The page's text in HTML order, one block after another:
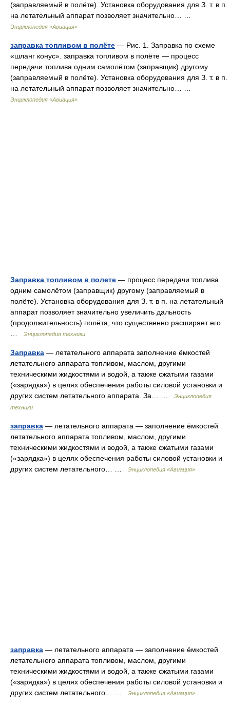
(заправляемый в полёте). Установка оборудования для З. т. в п.
на летательный аппарат позволяет значительно… …
Энциклопедия «Авиация»
заправка топливом в полёте — Рис. 1. Заправка по схеме
«шланг конус». заправка топливом в полёте — процесс
передачи топлива одним самолётом (заправщик) другому
(заправляемый в полёте). Установка оборудования для З. т. в п.
на летательный аппарат позволяет значительно… …
Энциклопедия «Авиация»
Заправка топливом в полете — процесс передачи топлива
одним самолётом (заправщик) другому (заправляемый в
полёте). Установка оборудования для З. т. в п. на летательный
аппарат позволяет значительно увеличить дальность
(продолжительность) полёта, что существенно расширяет его
Энциклопедия техники
Заправка — летательного аппарата заполнение ёмкостей
летательного аппарата топливом, маслом, другими
техническими жидкостями и водой, а также сжатыми газами
(«зарядка») в целях обеспечения работы силовой установки и
других систем летательного аппарата. За… …
Энциклопедия
техники
заправка — летательного аппарата — заполнение ёмкостей
летательного аппарата топливом, маслом, другими
техническими жидкостями и водой, а также сжатыми газами
(«зарядка») в целях обеспечения работы силовой установки и
других систем летательного… …
Энциклопедия «Авиация»
заправка — летательного аппарата — заполнение ёмкостей
летательного аппарата топливом, маслом, другими
техническими жидкостями и водой, а также сжатыми газами
(«зарядка») в целях обеспечения работы силовой установки и
других систем летательного… …
Энциклопедия «Авиация»